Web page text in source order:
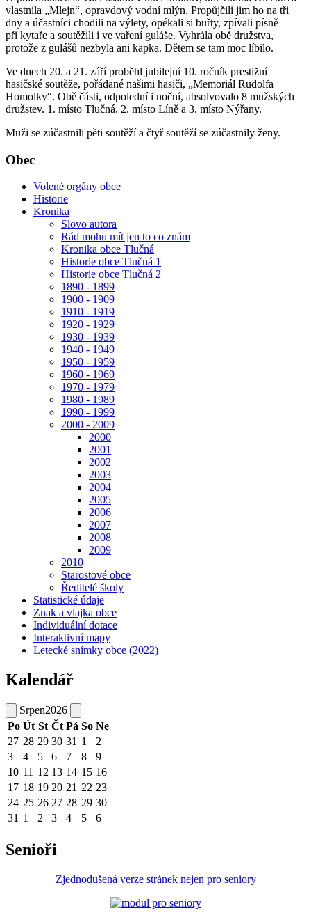
vlastnila „Mlejn“, opravdový vodní mlýn. Propůjčili jim ho na tři
dny a účastníci chodili na výlety, opékali si buřty, zpívali písně
při kytaře a soutěžili i ve vaření guláše. Vyhrála obě družstva,
protože z gulášů nezbyla ani kapka. Dětem se tam moc líbilo.
Ve dnech 20. a 21. září proběhl jubilejní 10. ročník prestižní
hasičské soutěže, pořádané našimi hasiči, „Memoriál Rudolfa
Homolky“. Obě části, odpolední i noční, absolvovalo 8 mužských
družstev. 1. místo Tlučná, 2. místo Líně a 3. místo Nýřany.
Muži se zúčastnili pěti soutěží a čtyř soutěží se zúčastnily ženy.
Obec
Volené orgány obce
Historie
Kronika
Slovo autora
Rád mohu mít jen to co znám
Kronika obce Tlučná
Historie obce Tlučná 1
Historie obce Tlučná 2
1890 - 1899
1900 - 1909
1910 - 1919
1920 - 1929
1930 - 1939
1940 - 1949
1950 - 1959
1960 - 1969
1970 - 1979
1980 - 1989
1990 - 1999
2000 - 2009
2000
2001
2002
2003
2004
2005
2006
2007
2008
2009
2010
Starostové obce
Ředitelé školy
Statistické údaje
Znak a vlajka obce
Individuální dotace
Interaktivní mapy
Letecké snímky obce (2022)
Kalendář
Srpen2026
Po Út St Čt Pá So Ne
27 28 29 30 31 1
2
3
4 5 6 7 8
9
10 11 12 13 14 15 16
17 18 19 20 21 22 23
24 25 26 27 28 29 30
31 1 2 3 4 5 6
Senioři
Zjednodušená verze stránek nejen pro seniory